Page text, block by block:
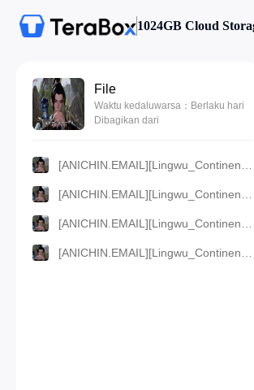
1024GB Cloud
File
Waktu kedaluwarsa：Berlaku hari
Dibagikan dari